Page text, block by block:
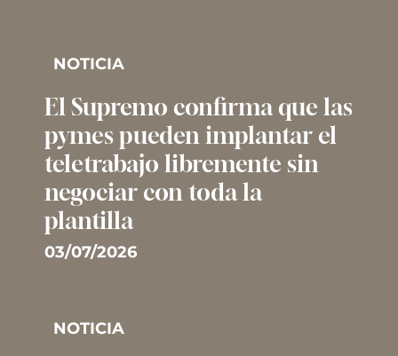
NOTICIA
El Supremo confirma que las
pymes pueden implantar el
teletrabajo libremente sin
negociar con toda la
plantilla
03/07/2026
NOTICIA